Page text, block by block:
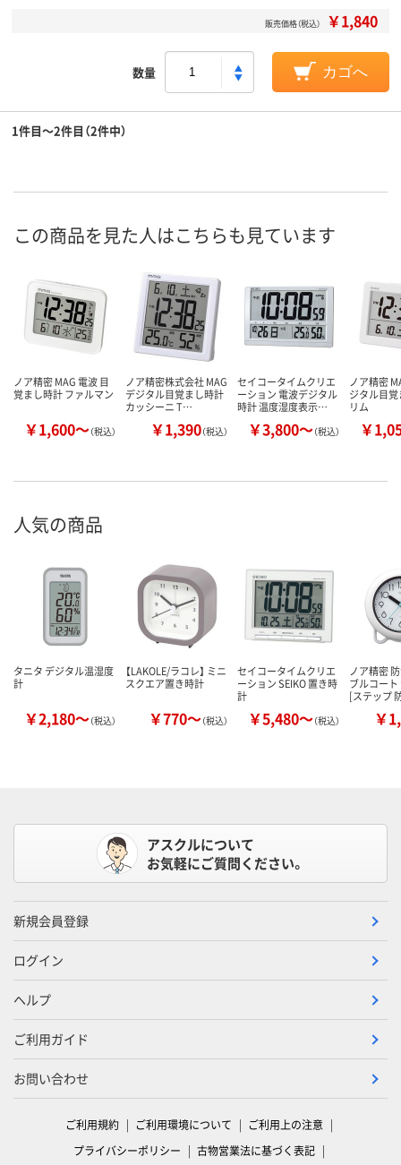
販売価格（税込） ￥1,840
数量 カゴへ
1件目～2件目（2件中）
この商品を見た人はこちらも見ています
ノア精密 MAG 電波 目
覚まし時計 ファルマン
￥1,600～（税込）
ノア精密株式会社 MAG
デジタル目覚まし時計
カッシーニ T…
￥1,390（税込）
セイコータイムクリエ
ーション 電波デジタル
時計 温度湿度表示…
￥3,800～（税込）
ノア精密
ジタル目
リム
￥
人気の商品
タニタ デジタル温湿度
計
￥2,180～（税込）
【LAKOLE/ラコレ】 ミニ
スクエア置き時計
￥770～（税込）
セイコータイムクリエ
ーション SEIKO 置き時
計
￥5,480～（税込）
ノア精密
ブルコー
[ステップ
￥
アスクルについて
お気軽にご質問ください。
新規会員登録
ログイン
ヘルプ
ご利用ガイド
お問い合わせ
ご利用規約 ご利用環境について
ご利用上の注意
プライバシーポリシー
古物営業法に基づく表記